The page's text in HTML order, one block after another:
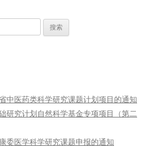
中医药类科学研究课题计划项目的通知
研究计划自然科学基金专项项目（第二
委医学科学研究课题申报的通知